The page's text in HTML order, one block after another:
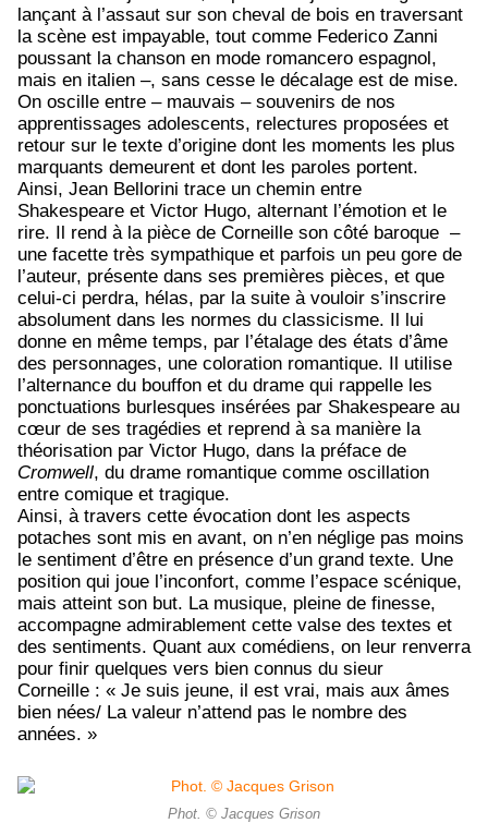
lançant à l’assaut sur son cheval de bois en traversant
la scène est impayable, tout comme Federico Zanni
poussant la chanson en mode romancero espagnol,
mais en italien –, sans cesse le décalage est de mise.
On oscille entre – mauvais – souvenirs de nos
apprentissages adolescents, relectures proposées et
retour sur le texte d’origine dont les moments les plus
marquants demeurent et dont les paroles portent.
Ainsi, Jean Bellorini trace un chemin entre
Shakespeare et Victor Hugo, alternant l’émotion et le
rire. Il rend à la pièce de Corneille son côté baroque –
une facette très sympathique et parfois un peu gore de
l’auteur, présente dans ses premières pièces, et que
celui-ci perdra, hélas, par la suite à vouloir s’inscrire
absolument dans les normes du classicisme. Il lui
donne en même temps, par l’étalage des états d’âme
des personnages, une coloration romantique. Il utilise
l’alternance du bouffon et du drame qui rappelle les
ponctuations burlesques insérées par Shakespeare au
cœur de ses tragédies et reprend à sa manière la
théorisation par Victor Hugo, dans la préface de
Cromwell, du drame romantique comme oscillation
entre comique et tragique.
Ainsi, à travers cette évocation dont les aspects
potaches sont mis en avant, on n’en néglige pas moins
le sentiment d’être en présence d’un grand texte. Une
position qui joue l’inconfort, comme l’espace scénique,
mais atteint son but. La musique, pleine de finesse,
accompagne admirablement cette valse des textes et
des sentiments. Quant aux comédiens, on leur renverra
pour finir quelques vers bien connus du sieur
Corneille : « Je suis jeune, il est vrai, mais aux âmes
bien nées/ La valeur n’attend pas le nombre des
années. »
Phot. © Jacques Grison